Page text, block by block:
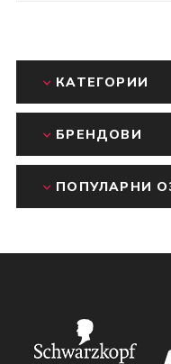
КАТЕГОРИИ
БРЕНДОВИ
ПОПУЛАРНИ